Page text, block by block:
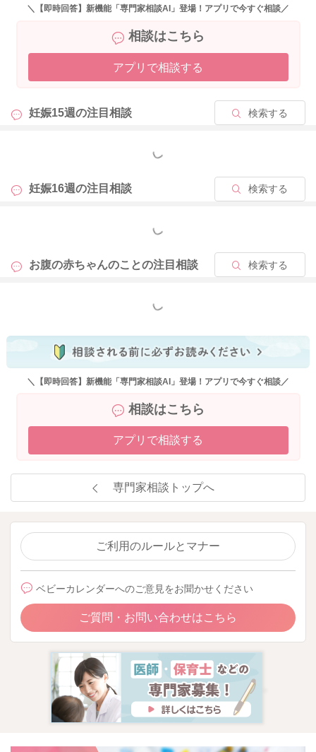
＼【即時回答】新機能「専門家相談AI」登場！アプリで今すぐ相談／
相談はこちら
アプリで相談する
妊娠15週の注目相談 検索する
もっと見る
妊娠16週の注目相談 検索する
もっと見る
お腹の赤ちゃんのことの注目相談 検索する
もっと見る
＼【即時回答】新機能「専門家相談AI」登場！アプリで今すぐ相談／
相談はこちら
アプリで相談する
専門家相談トップへ
ご利用のルールとマナー
ベビーカレンダーへのご意見をお聞かせください
ご質問・お問い合わせはこちら